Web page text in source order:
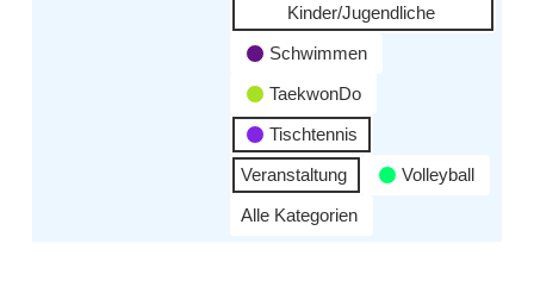
Kinder/Jugendliche
Schwimmen
TaekwonDo
Tischtennis
Veranstaltung
Volleyball
Alle Kategorien